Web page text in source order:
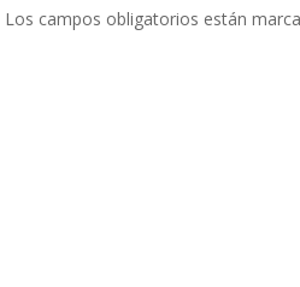
Los campos obligatorios están